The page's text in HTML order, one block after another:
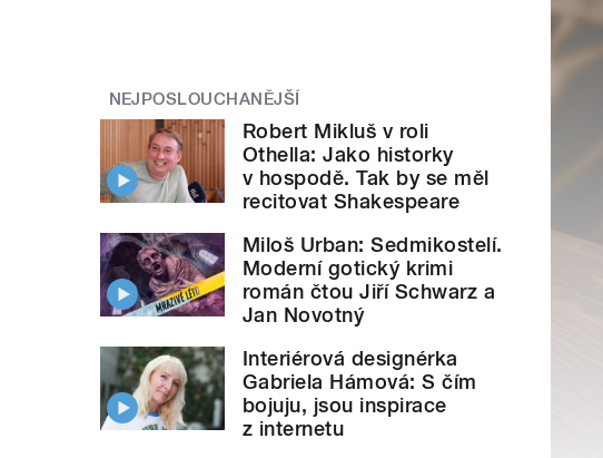
NEJPOSLOUCHANĚJŠÍ
Robert Mikluš v roli
Othella: Jako historky
v hospodě. Tak by se měl
recitovat Shakespeare
Miloš Urban: Sedmikostelí.
Moderní gotický krimi
román čtou Jiří Schwarz a
Jan Novotný
Interiérová designérka
Gabriela Hámová: S čím
bojuju, jsou inspirace
z internetu